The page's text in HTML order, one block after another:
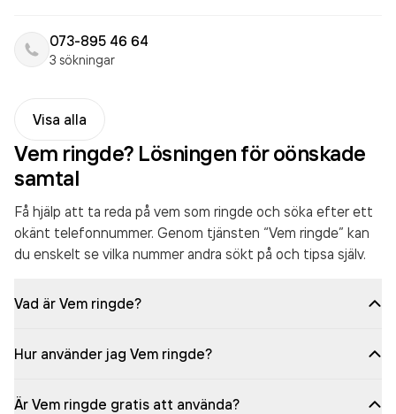
073-895 46 64
3 sökningar
Visa alla
Vem ringde? Lösningen för oönskade
samtal
Få hjälp att ta reda på vem som ringde och söka efter ett
okänt telefonnummer. Genom tjänsten “Vem ringde” kan
du enskelt se vilka nummer andra sökt på och tipsa själv.
Vad är Vem ringde?
Hur använder jag Vem ringde?
Är Vem ringde gratis att använda?